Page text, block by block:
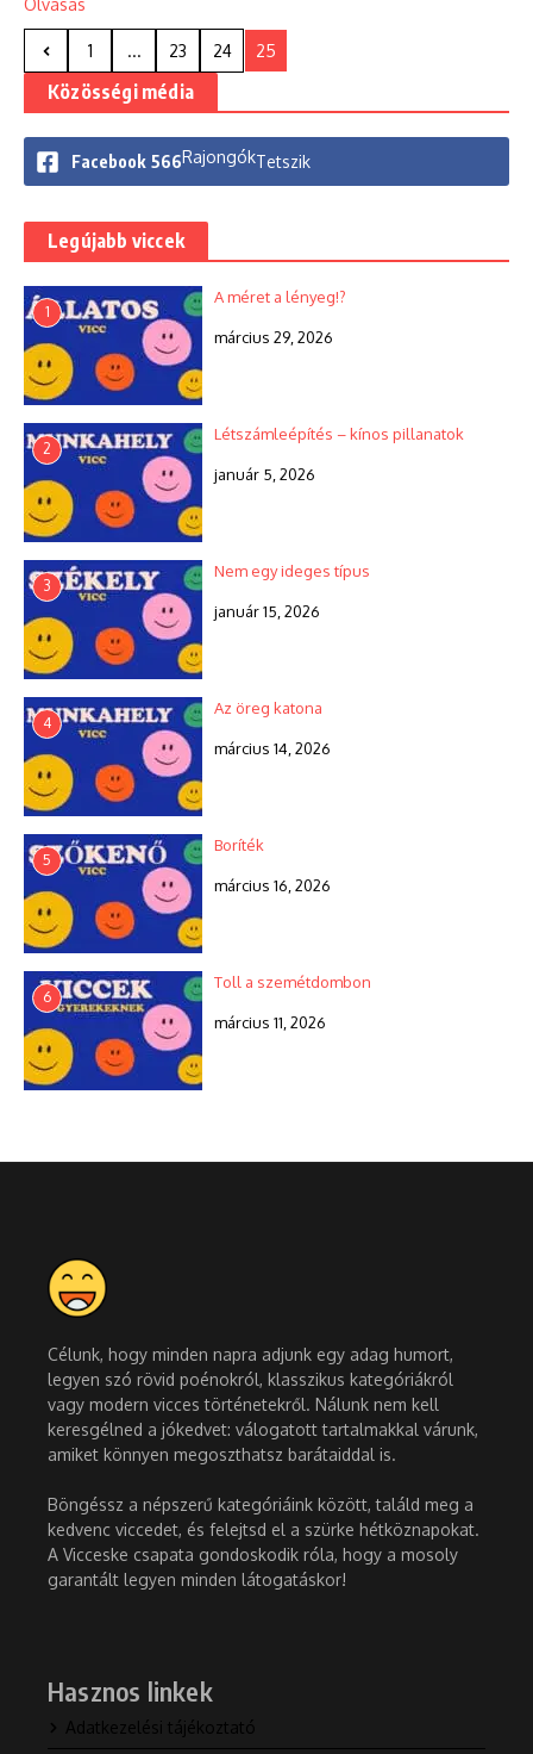
Olvasás
1 ... 23 24 25
Közösségi média
Facebook 566RajongókTetszik
Legújabb viccek
1
A méret a lényeg!?
március 29, 2026
2
Létszámleépítés – kínos pillanatok
január 5, 2026
3
Nem egy ideges típus
január 15, 2026
4
Az öreg katona
március 14, 2026
5
Boríték
március 16, 2026
6
Toll a szemétdombon
március 11, 2026
Célunk, hogy minden napra adjunk egy adag humort,
legyen szó rövid poénokról, klasszikus kategóriákról
vagy modern vicces történetekről. Nálunk nem kell
keresgélned a jókedvet: válogatott tartalmakkal várunk,
amiket könnyen megoszthatsz barátaiddal is.
Böngéssz a népszerű kategóriáink között, találd meg a
kedvenc viccedet, és felejtsd el a szürke hétköznapokat.
A Vicceske csapata gondoskodik róla, hogy a mosoly
garantált legyen minden látogatáskor!
Hasznos linkek
Adatkezelési tájékoztató